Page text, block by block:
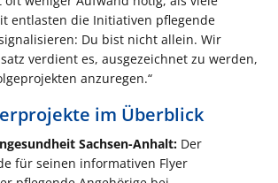
entlasten die Initiativen pflegende
Du bist nicht allein. Wir
verdient es, ausgezeichnet zu werden,
anzuregen.“
im Überblick
Sachsen-Anhalt: Der
für seinen informativen Flyer